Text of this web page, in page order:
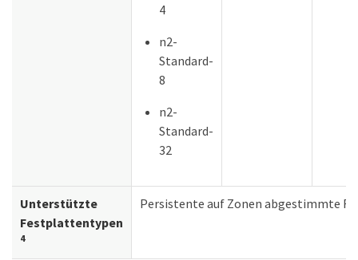
4
n2-
Standard-
8
n2-
Standard-
32
Unterstützte
Festplattentypen
4
Persistente auf Zonen abgestimmte